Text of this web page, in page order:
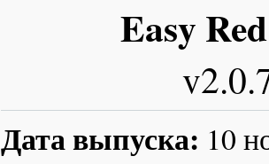
Easy
Дата выпуска: 10